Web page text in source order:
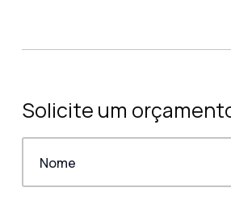
Solicite um